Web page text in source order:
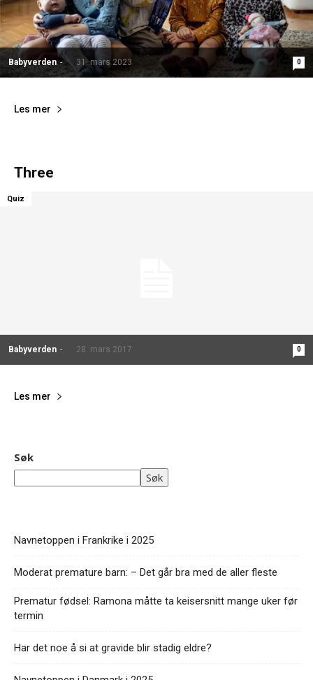
Babyverden - 31. mars 2023 0
Les mer
Three
Babyverden - 28. mars 2017 0
Quiz
Les mer
Søk
Søk
Navnetoppen i Frankrike i 2025
Moderat premature barn: – Det går bra med de aller fleste
Prematur fødsel: Ramona måtte ta keisersnitt mange uker før
termin
Har det noe å si at gravide blir stadig eldre?